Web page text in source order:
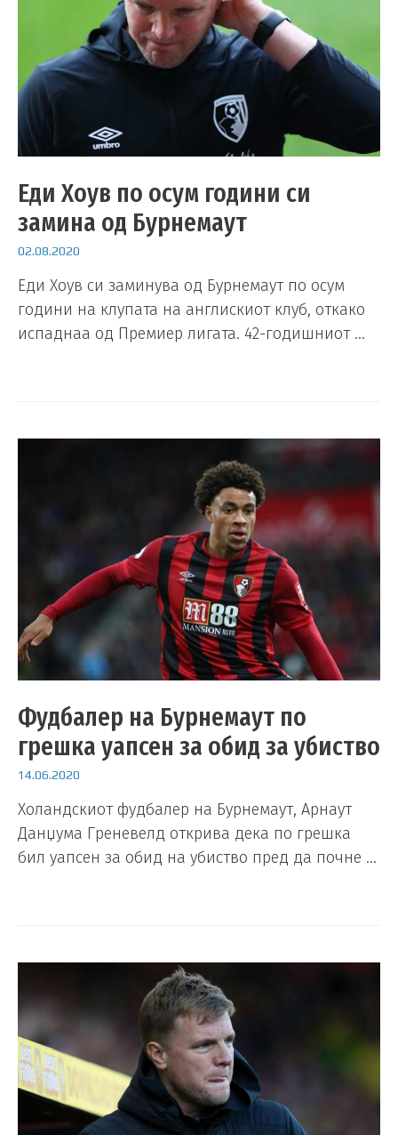
Еди Хоув по осум години си
замина од Бурнемаут
02.08.2020
Еди Хоув си заминува од Бурнемаут по осум
години на клупата на англискиот клуб, откако
испаднаа од Премиер лигата. 42-годишниот …
Фудбалер на Бурнемаут по
грешка уапсен за обид за убиство
14.06.2020
Холандскиот фудбалер на Бурнемаут, Арнаут
Данџума Греневелд открива дека по грешка
бил уапсен за обид на убиство пред да почне …